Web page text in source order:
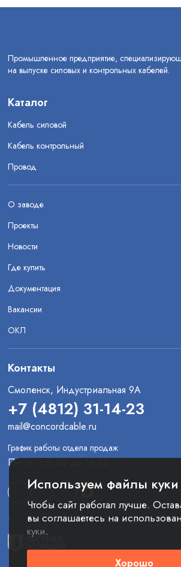
Промышленное предприятие,
на выпуске силовых и контрольных кабелей.
Каталог
Кабель силовой
Кабель контрольный
Провод
О заводе
Проекты
Новости
Где купить
Документация
Вакансии
ОКЛ
Контакты
Смоленск, Индустриальная 9А
+7 (4812) 31-14-23
mail@concordcable.ru
График работы отдела продаж
Пн-Пт: с 8:00 до 16:30
Используем файлы куки
Чтобы сайт работал лучше.
вы соглашаетесь на
куки.
Хорошо